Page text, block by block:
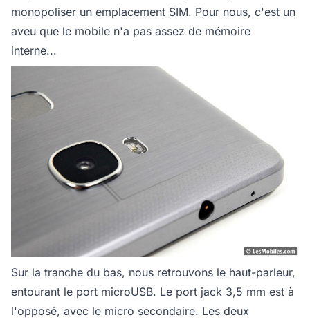
monopoliser un emplacement SIM. Pour nous, c'est un
aveu que le mobile n'a pas assez de mémoire
interne...
Sur la tranche du bas, nous retrouvons le haut-parleur,
entourant le port microUSB. Le port jack 3,5 mm est à
l'opposé, avec le micro secondaire. Les deux